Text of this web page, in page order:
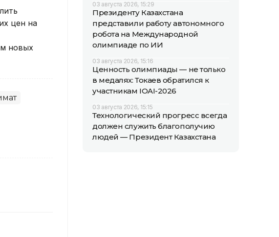
цен на
новых
03 августа 2026, 15:29
Президенту Казахстана
представили работу автономного
робота на Международной
олимпиаде по ИИ
03 августа 2026, 15:16
Ценность олимпиады — не только
в медалях: Токаев обратился к
участникам IOAI-2026
03 августа 2026, 15:15
Технологический прогресс всегда
должен служить благополучию
людей — Президент Казахстана